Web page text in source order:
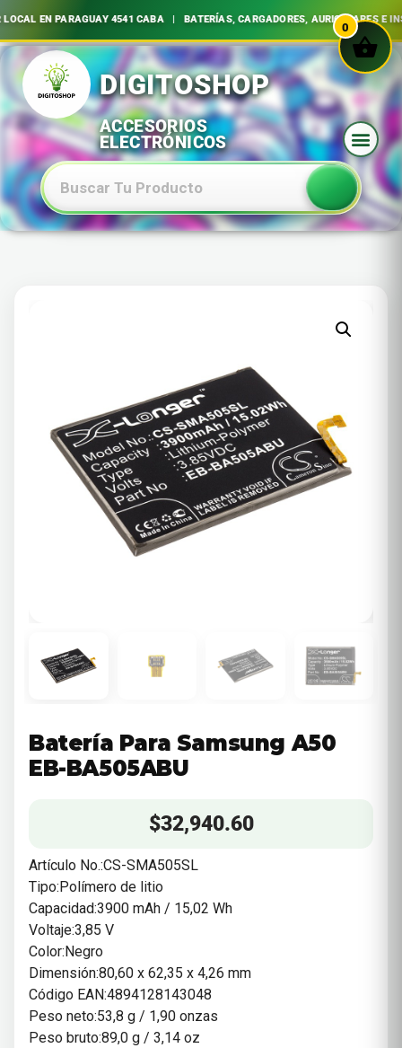
PARAGUAY 4541 CABA | BATERÍAS, CARGADORES, AURICULARES E
Ir
al
contenido
Batería Para Samsung A50
EB-BA505ABU
$32,940.60
Artículo No.:CS-SMA505SL
Tipo:Polímero de litio
Capacidad:3900 mAh / 15,02 Wh
Voltaje:3,85 V
Color:Negro
Dimensión:80,60 x 62,35 x 4,26 mm
Código EAN:4894128143048
Peso neto:53,8 g / 1,90 onzas
Peso bruto:89,0 g / 3,14 oz
0